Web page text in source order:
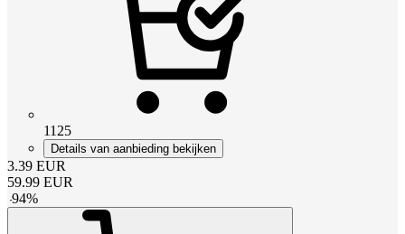
1125
Details van aanbieding bekijken
3.39 EUR
59.99 EUR
-94%